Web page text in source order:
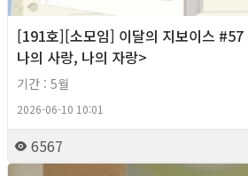
[191호][소모임] 이달의 지보이스 #57
나의 사랑, 나의 자랑>
기간 : 5월
2026-06-10 10:01
6567